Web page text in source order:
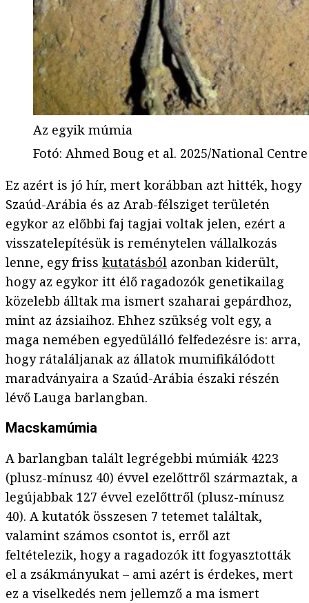
Az egyik múmia
Fotó: Ahmed Boug et al. 2025/National
Ez azért is jó hír, mert korábban azt hitték, hogy
Szaúd-Arábia és az Arab-félsziget területén
egykor az előbbi faj tagjai voltak jelen, ezért a
visszatelepítésük is reménytelen vállalkozás
lenne, egy friss kutatásból azonban kiderült,
hogy az egykor itt élő ragadozók genetikailag
közelebb álltak ma ismert szaharai gepárdhoz,
mint az ázsiaihoz. Ehhez szükség volt egy, a
maga nemében egyedülálló felfedezésre is: arra,
hogy rátaláljanak az állatok mumifikálódott
maradványaira a Szaúd-Arábia északi részén
lévő Lauga barlangban.
Macskamúmia
A barlangban talált legrégebbi múmiák 4223
(plusz-mínusz 40) évvel ezelőttről származtak, a
legújabbak 127 évvel ezelőttről (plusz-mínusz
40). A kutatók összesen 7 tetemet találtak,
valamint számos csontot is, erről azt
feltételezik, hogy a ragadozók itt fogyasztották
el a zsákmányukat – ami azért is érdekes, mert
ez a viselkedés nem jellemző a ma ismert